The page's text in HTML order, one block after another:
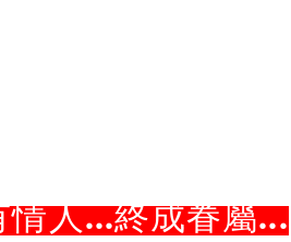
人...終成眷屬...